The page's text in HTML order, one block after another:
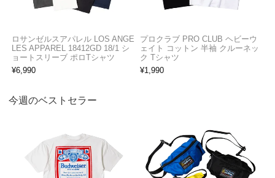
ロサンゼルスアパレル LOS ANGE
LES APPAREL 18412GD 18/1 シ
ョートスリーブ ポロTシャツ
¥6,990
プロクラブ PRO CLUB ヘビーウ
ェイト コットン 半袖 クルーネッ
ク Tシャツ
¥1,990
今週のベストセラー